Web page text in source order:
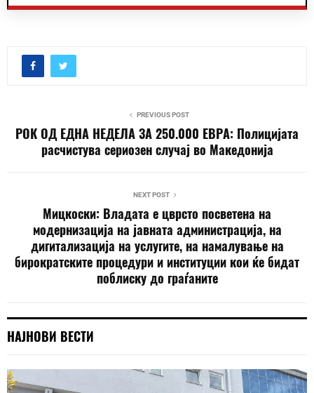
PREVIOUS POST
РОК ОД ЕДНА НЕДЕЛА ЗА 250.000 ЕВРА: Полицијата
расчистува сериозен случај во Македонија
NEXT POST
Мицкоски: Владата е цврсто посветена на
модернизација на јавната администрација, на
дигитализација на услугите, на намалување на
бирократските процедури и институции кои ќе бидат
поблиску до граѓаните
НАЈНОВИ ВЕСТИ